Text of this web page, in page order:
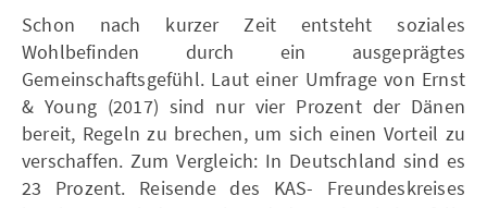
Schon nach kurzer Zeit entsteht soziales
Wohlbefinden durch ein ausgeprägtes
Gemeinschaftsgefühl. Laut einer Umfrage von Ernst
& Young (2017) sind nur vier Prozent der Dänen
bereit, Regeln zu brechen, um sich einen Vorteil zu
verschaffen. Zum Vergleich: In Deutschland sind es
23 Prozent. Reisende des KAS- Freundeskreises